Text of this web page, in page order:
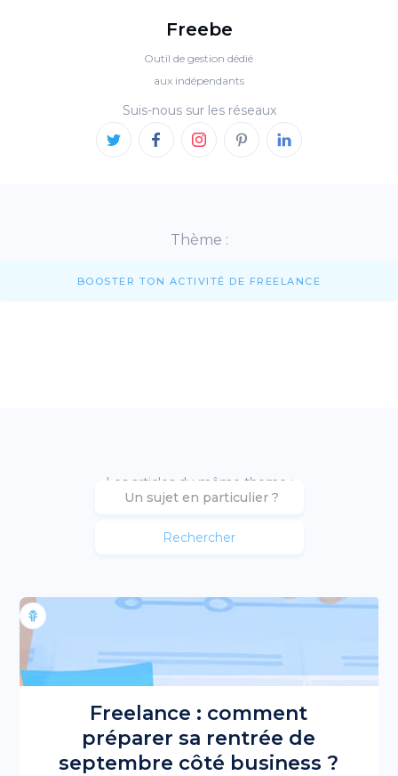
Freebe
Outil de gestion dédié
aux indépendants
Suis-nous sur les réseaux
Thème :
BOOSTER TON ACTIVITÉ DE FREELANCE
Les articles du même theme :
Freelance : comment
préparer sa rentrée de
septembre côté business ?